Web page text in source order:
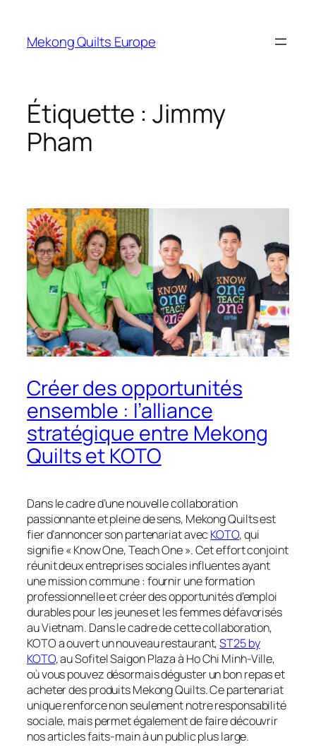
contenu
Mekong Quilts Europe
Étiquette : Jimmy
Pham
Créer des opportunités
ensemble : l’alliance
stratégique entre Mekong
Quilts et KOTO
Dans le cadre d’une nouvelle collaboration
passionnante et pleine de sens, Mekong Quilts est
fier d’annoncer son partenariat avec KOTO, qui
signifie « Know One, Teach One ». Cet effort conjoint
réunit deux entreprises sociales influentes ayant
une mission commune : fournir une formation
professionnelle et créer des opportunités d’emploi
durables pour les jeunes et les femmes défavorisés
au Vietnam. Dans le cadre de cette collaboration,
KOTO a ouvert un nouveau restaurant,ST25 by
KOTO, au Sofitel Saigon Plaza à Ho Chi Minh-Ville,
où vous pouvez désormais déguster un bon repas et
acheter des produits Mekong Quilts. Ce partenariat
unique renforce non seulement notre responsabilité
sociale, mais permet également de faire découvrir
nos articles faits-main à un public plus large.